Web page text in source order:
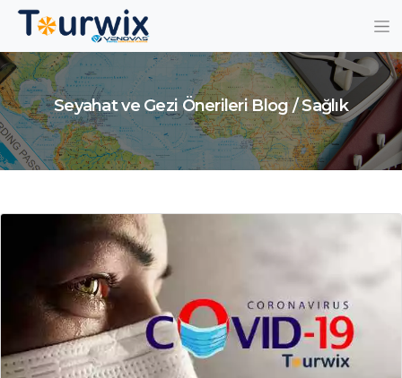
Seyahat ve Gezi Önerileri Blog / Sağlık